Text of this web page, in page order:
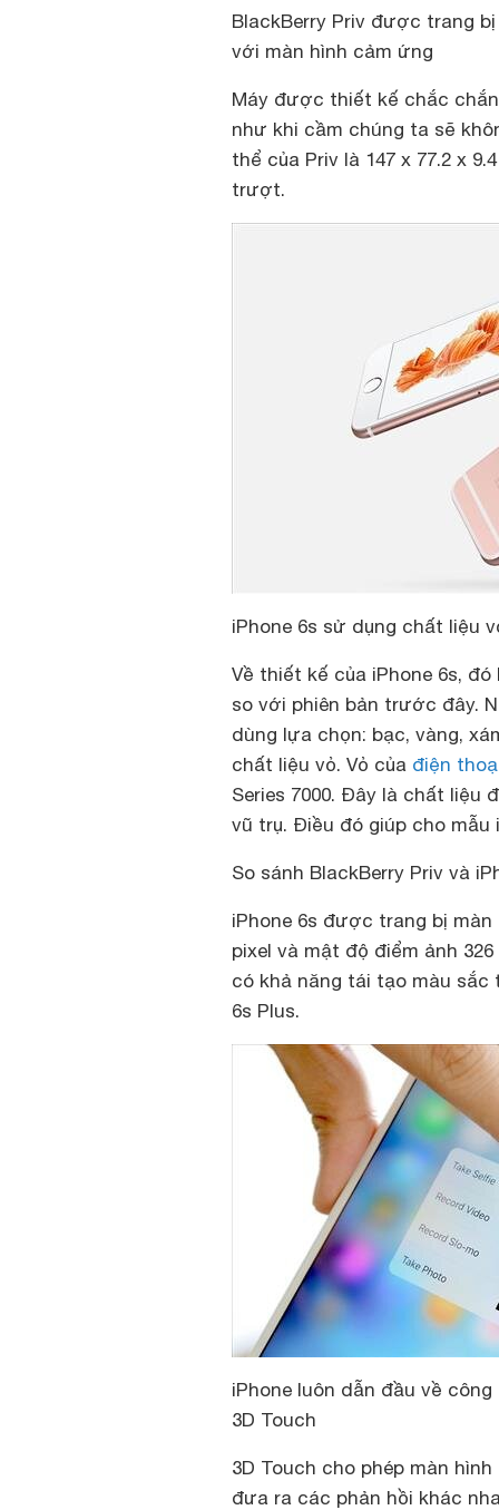
BlackBerry Priv được trang
với màn hình cảm ứng
Máy được thiết kế chắc
như khi cầm chúng ta sẽ
thể của Priv là 147 x 77.2 x
trượt.
iPhone 6s sử dụng chất liệu
Về thiết kế của iPhone 6s,
so với phiên bản trước đây.
dùng lựa chọn: bạc, vàng,
chất liệu vỏ. Vỏ của điện
Series 7000. Đây là chất liệu
vũ trụ. Điều đó giúp cho
So sánh BlackBerry Priv và
iPhone 6s được trang bị màn
pixel và mật độ điểm ảnh
có khả năng tái tạo màu
6s Plus.
iPhone luôn dẫn đầu về
3D Touch
3D Touch cho phép màn
đưa ra các phản hồi khác